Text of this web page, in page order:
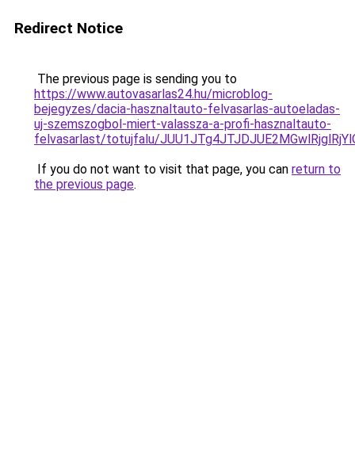
Redirect Notice
The previous page is sending you to
https://www.autovasarlas24.hu/microblog-
bejegyzes/dacia-hasznaltauto-felvasarlas-autoeladas-
uj-szemszogbol-miert-valassza-a-profi-hasznaltauto-
felvasarlast/totujfalu/
If you do not want to visit that page, you can return to
the previous page.